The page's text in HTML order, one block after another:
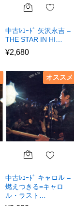
中古ﾚｺｰﾄﾞ 矢沢永吉 –
THE STAR IN HI…
¥2,680
オススメ
中古ﾚｺｰﾄﾞ キャロル –
燃えつきる=キャロ
ル・ラスト…